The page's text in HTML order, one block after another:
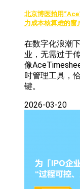
北京博医拍用
力成本核算难的窗
在数字化浪潮
业，无需过于
像
时管理工具，
键。
2026-03-20